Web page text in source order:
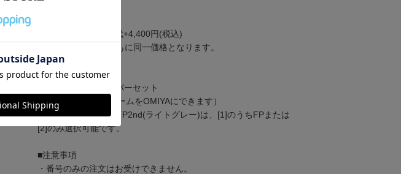
ユニフォーム本体代+4,400円(税込)
※番号は1桁、2桁ともに同一価格となります。
■種類
[1] 選手ネーム&ナンバーセット
[2] 12番+OMIYA（ネームをOMIYAにできます）
※FP1st(ネイビー)とFP2nd(ライトグレー)は、[1]のうちFPまたは
[2]のみ選択可能です。
■注意事項
・番号のみの注文はお受けできません。